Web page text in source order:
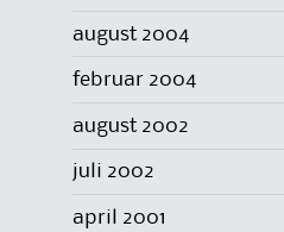
august 2004
februar 2004
august 2002
juli 2002
april 2001